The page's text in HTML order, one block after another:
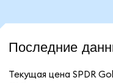
Последние
Текущая цена SPDR